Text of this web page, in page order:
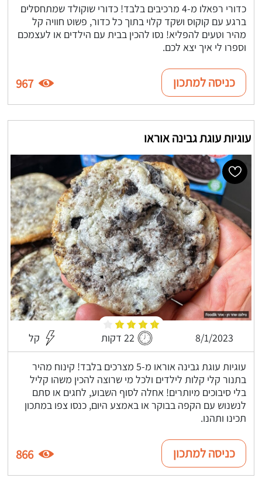
כדורי רפאלו מ-4 מרכיבים בלבד! כדורי שוקולד שמתחסלים
ברגע עם קוקוס ושקד קלוי בתוך כל כדור, פשוט חוויה קל
מהיר וטעים להפליא! נסו להכין בבית עם הילדים או לעצמכם
וספרו לי איך יצא לכם.
כניסה למתכון 967
עוגיות עוגת גבינה אוראו
8/1/2023 22 דקות קל
עוגיות עוגת גבינה אוראו מ-5 מצרכים בלבד! קינוח מהיר
בתנור קלי קלות לילדים ולכל מי שרוצה להכין משהו קליל
בלי סיבוכים מיותרים! אחלה לסוף השבוע, לחגים או סתם
לנשנוש עם הקפה בבוקר או באמצע היום, כנסו צפו במתכון
תכינו ותהנו.
כניסה למתכון 866